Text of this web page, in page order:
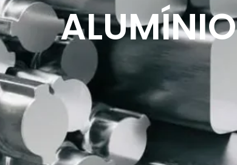
ALUMÍNIO